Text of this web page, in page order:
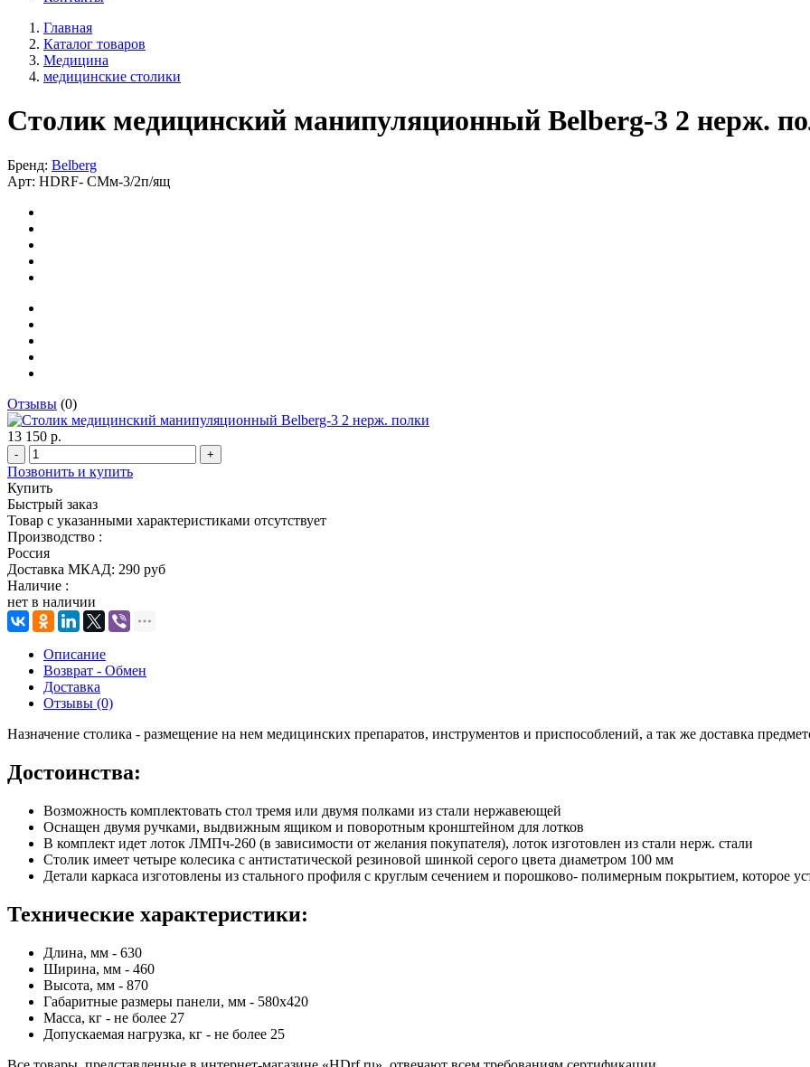
Главная
Каталог товаров
Медицина
медицинские столики
Столик медицинский манипуляционный Belberg-3 2 нерж.
Бренд: Belberg
Арт: HDRF- СМм-3/2п/ящ
Отзывы (0)
13 150 р.
- +
Позвонить и купить
Купить
Быстрый заказ
Товар с указанными характеристиками отсутствует
Производство :
Россия
Доставка МКАД: 290 руб
Наличие :
нет в наличии
Описание
Возврат - Обмен
Доставка
Отзывы (0)
Назначение столика - размещение на нем медицинских препаратов, инструментов и приспособлений, а так же доставка
Достоинства:
Возможность комплектовать стол тремя или двумя полками из стали нержавеющей
Оснащен двумя ручками, выдвижным ящиком и поворотным кронштейном для лотков
В комплект идет лоток ЛМПч-260 (в зависимости от желания покупателя), лоток изготовлен из стали нерж. стали
Столик имеет четыре колесика с антистатической резиновой шинкой серого цвета диаметром 100 мм
Детали каркаса изготовлены из стального профиля с круглым сечением и порошково- полимерным покрытием, которое
Технические характеристики:
Длина, мм - 630
Ширина, мм - 460
Высота, мм - 870
Габаритные размеры панели, мм - 580х420
Масса, кг - не более 27
Допускаемая нагрузка, кг - не более 25